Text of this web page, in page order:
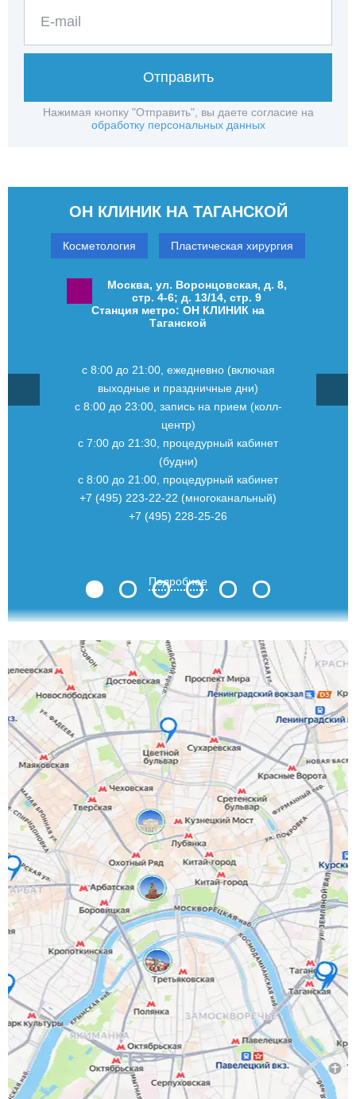
Отправить
Нажимая кнопку "Отправить", вы даете согласие на
обработку персональных данных
ОН КЛИНИК НА ТАГАНСКОЙ
Косметология Пластическая хирургия
Москва, ул. Воронцовская, д. 8,
стр. 4-6; д. 13/14, стр. 9
Станция метро: ОН КЛИНИК на
Таганской
с 8:00 до 21:00, ежедневно (включая
выходные и праздничные дни)
с 8:00 до 23:00, запись на прием (колл-
центр)
с 7:00 до 21:30, процедурный кабинет
(будни)
с 8:00 до 21:00, процедурный кабинет
+7 (495) 223-22-22 (многоканальный)
+7 (495) 228-25-26
Подробнее